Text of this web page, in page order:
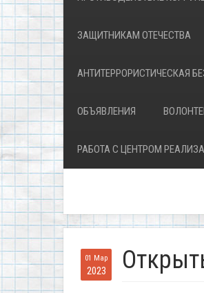
ЗАЩИТНИКАМ ОТЕЧЕСТВА
АНТИТЕРРОРИСТИЧЕСКАЯ
ОБЪЯВЛЕНИЯ
РАБОТА С ЦЕНТРОМ
01 Мар
2023